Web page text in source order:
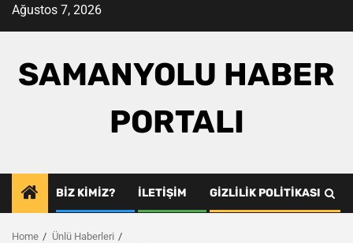
SkipAğustos 7, 2026
SAMANYOLU HABER
PORTALI
BIZ KIMIZ? İLETIŞIM GIZLILIK POLITIKASI
Home
Ünlü Haberleri